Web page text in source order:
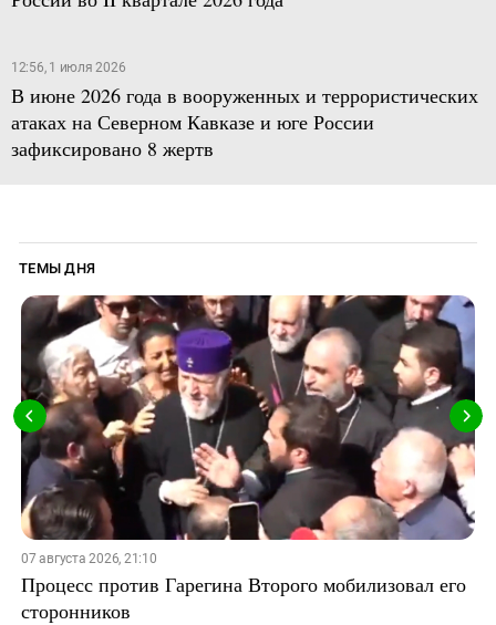
12:56, 1 июля 2026
В июне 2026 года в вооруженных и террористических
атаках на Северном Кавказе и юге России
зафиксировано 8 жертв
ТЕМЫ ДНЯ
07 августа 2026, 21:10
Процесс против Гарегина Второго мобилизовал его
сторонников